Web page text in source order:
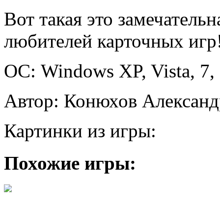
Вот такая это
любителей карточных
ОС: Windows XP, Vista, 7,
Автор: Конюхов
Картинки из игры:
Похожие игры: